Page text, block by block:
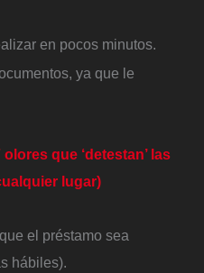
en pocos minutos.
ya que le
que ‘detestan’ las
lugar)
el préstamo sea
hábiles).